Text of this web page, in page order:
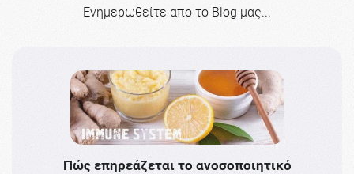
Ενημερωθείτε απο το Blog μας...
Πώς επηρεάζεται το ανοσοποιητικό